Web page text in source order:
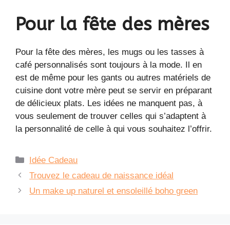
Pour la fête des mères
Pour la fête des mères, les mugs ou les tasses à
café personnalisés sont toujours à la mode. Il en
est de même pour les gants ou autres matériels de
cuisine dont votre mère peut se servir en préparant
de délicieux plats. Les idées ne manquent pas, à
vous seulement de trouver celles qui s’adaptent à
la personnalité de celle à qui vous souhaitez l’offrir.
Catégories
Idée Cadeau
Trouvez le cadeau de naissance idéal
Un make up naturel et ensoleillé boho green